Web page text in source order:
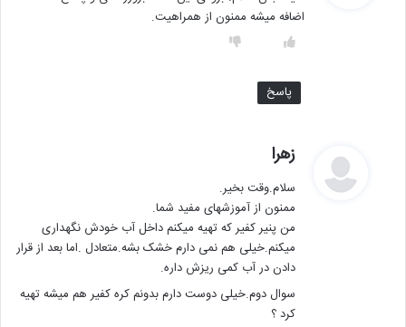
:
اضافه میشه ممنون از همراهیت.
پاسخ
زهرا
ت
:
سلام.وقت بخیر.
ممنون از آموزشهای مفید شما.
من پنیر کفیر که تهیه میکنم داخل آب خودش نگهداری
میکنم.خیلی هم نمی دارم خشک بشه.متعادل .اما بعد از قرار
دادن در آب کمی ریزش داره.
سوال دوم.خیلی دوست دارم بدونم کره کفیر هم میشه تهیه
کرد ؟